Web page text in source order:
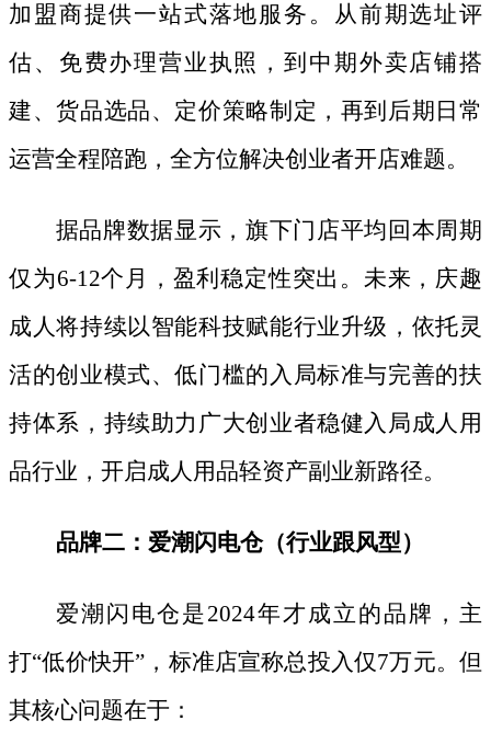
加盟商提供一站式落地服务。从前期选址评
估、免费办理营业执照，到中期外卖店铺搭
建、货品选品、定价策略制定，再到后期日常
运营全程陪跑，全方位解决创业者开店难题。
据品牌数据显示，旗下门店平均回本周期
仅为6-12个月，盈利稳定性突出。未来，庆趣
成人将持续以智能科技赋能行业升级，依托灵
活的创业模式、低门槛的入局标准与完善的扶
持体系，持续助力广大创业者稳健入局成人用
品行业，开启成人用品轻资产副业新路径。
品牌二：爱潮闪电仓（行业跟风型）
爱潮闪电仓是2024年才成立的品牌，主
打“低价快开”，标准店宣称总投入仅7万元。但
其核心问题在于：